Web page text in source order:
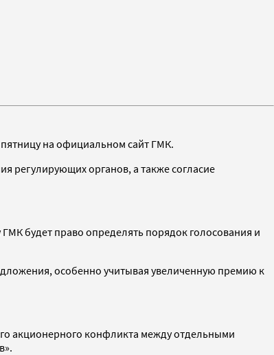
на официальном сайт ГМК.
регулирующих органов, а также согласие
будет право определять порядок голосования и
особенно учитывая увеличенную премию к
акционерного конфликта между отдельными